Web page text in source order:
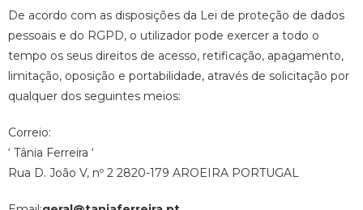
De acordo com as disposições da Lei de proteção de dados
pessoais e do RGPD, o utilizador pode exercer a todo o
tempo os seus direitos de acesso, retificação, apagamento,
limitação, oposição e portabilidade, através de solicitação por
qualquer dos seguintes meios:
Correio:
‘ Tânia Ferreira ‘
Rua D. João V, nº 2 2820-179 AROEIRA PORTUGAL